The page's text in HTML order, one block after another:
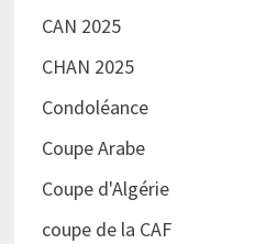
CAN 2025
CHAN 2025
Condoléance
Coupe Arabe
Coupe d'Algérie
coupe de la CAF